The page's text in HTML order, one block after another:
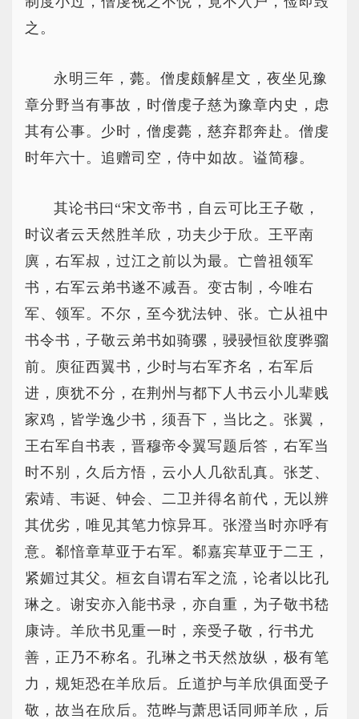
之。
永明三年，薨。僧虔颇解星文，夜坐见豫
章分野当有事故，时僧虔子慈为豫章内史，虑
其有公事。少时，僧虔薨，慈弃郡奔赴。僧虔
时年六十。追赠司空，侍中如故。谥简穆。
其论书曰“宋文帝书，自云可比王子敬，
时议者云天然胜羊欣，功夫少于欣。王平南
廙，右军叔，过江之前以为最。亡曾祖领军
书，右军云弟书遂不减吾。变古制，今唯右
军、领军。不尔，至今犹法钟、张。亡从祖中
书令书，子敬云弟书如骑骡，骎骎恒欲度骅骝
前。庾征西翼书，少时与右军齐名，右军后
进，庾犹不分，在荆州与都下人书云小儿辈贱
家鸡，皆学逸少书，须吾下，当比之。张翼，
王右军自书表，晋穆帝令翼写题后答，右军当
时不别，久后方悟，云小人几欲乱真。张芝、
索靖、韦诞、钟会、二卫并得名前代，无以辨
其优劣，唯见其笔力惊异耳。张澄当时亦呼有
意。郗愔章草亚于右军。郗嘉宾草亚于二王，
紧媚过其父。桓玄自谓右军之流，论者以比孔
琳之。谢安亦入能书录，亦自重，为子敬书嵇
康诗。羊欣书见重一时，亲受子敬，行书尤
善，正乃不称名。孔琳之书天然放纵，极有笔
力，规矩恐在羊欣后。丘道护与羊欣俱面受子
敬，故当在欣后。范晔与萧思话同师羊欣，后